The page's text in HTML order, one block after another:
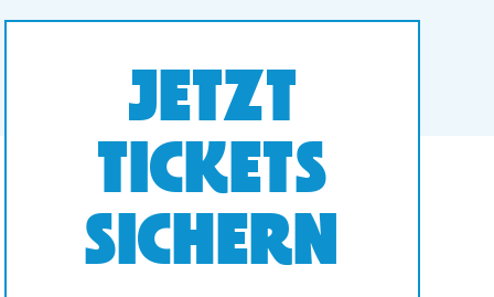
JETZT
TICKETS
SICHERN